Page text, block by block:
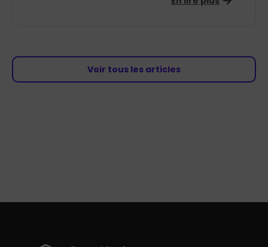
Voir tous les articles